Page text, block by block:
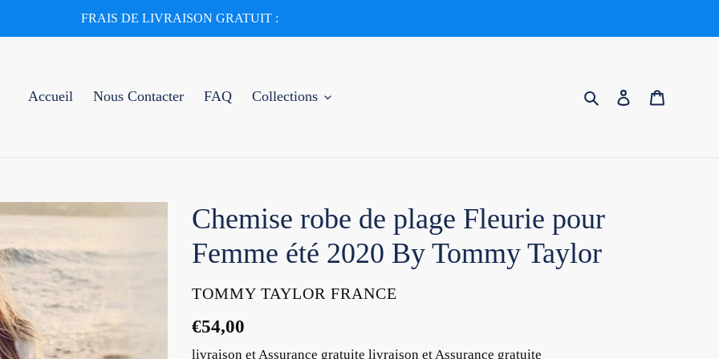
FRAIS DE LIVRAISON GRATUIT :
Accueil Nous Contacter FAQ Collections RechercherSe connecter
Chemise robe de plage Fleurie pour
Femme été 2020 By Tommy Taylor
DISTRIBUTEUR
TOMMY TAYLOR FRANCE
Prix
normal
€54,00
livraison et Assurance gratuite livraison et Assurance gratuite